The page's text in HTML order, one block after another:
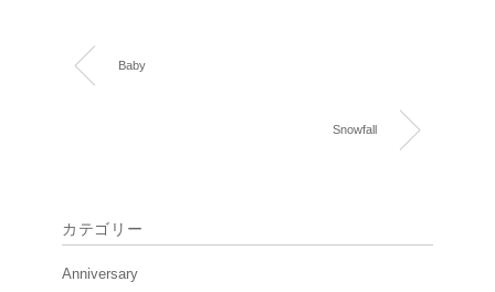
Baby
Snowfall
カテゴリー
Anniversary